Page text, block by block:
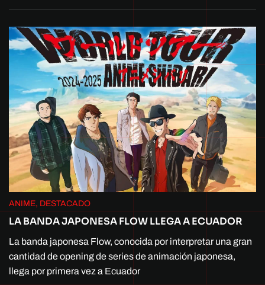
ANIME, DESTACADO
LA BANDA JAPONESA FLOW LLEGA A ECUADOR
La banda japonesa Flow, conocida por interpretar una gran
cantidad de opening de series de animación japonesa,
llega por primera vez a Ecuador